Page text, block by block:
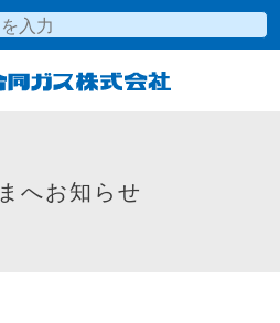
へお知らせ